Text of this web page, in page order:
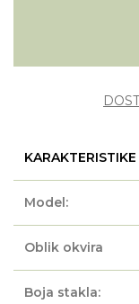
KARAKTERISTIKE
Model:
Oblik okvira
Boja stakla: